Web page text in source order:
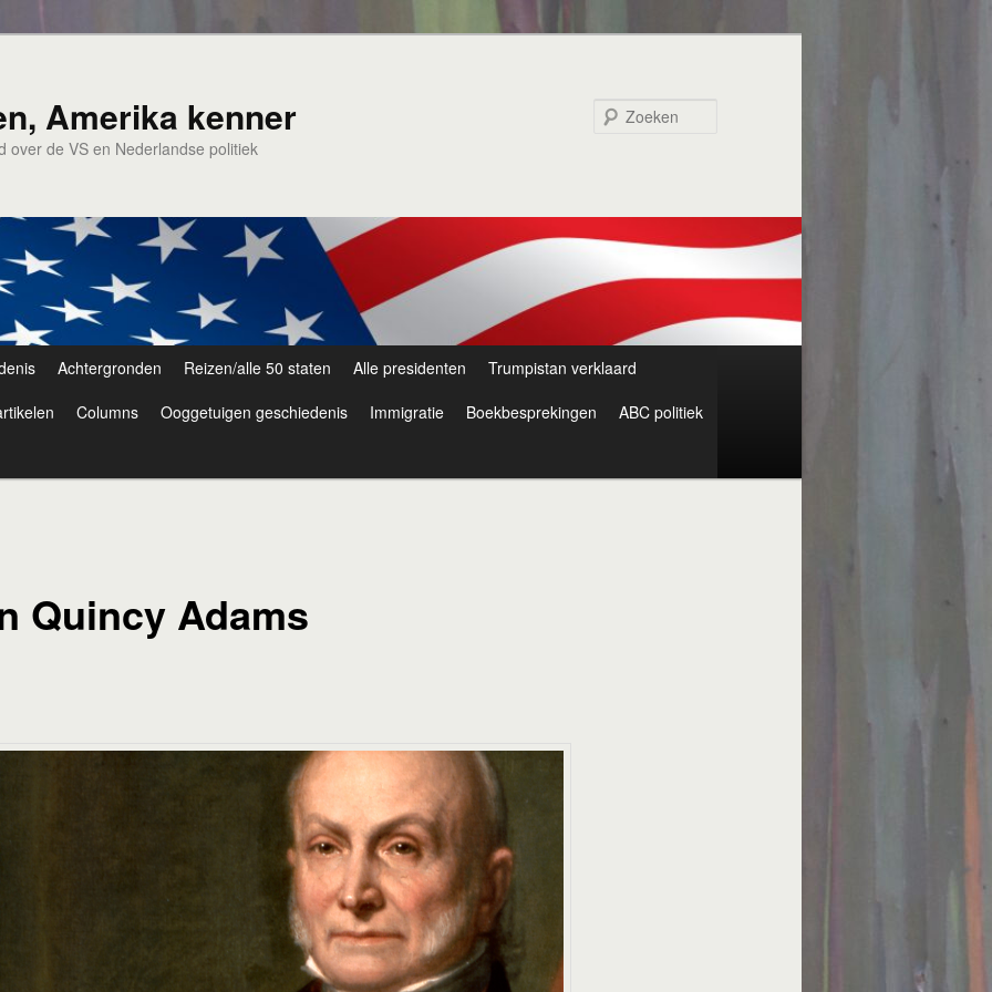
Amerika kenner
over de VS en Nederlandse politiek
Achtergronden Reizen/alle 50 staten Alle presidenten
Trumpistan verklaard
Columns Ooggetuigen geschiedenis Immigratie Boekbesprekingen ABC politiek
Quincy Adams